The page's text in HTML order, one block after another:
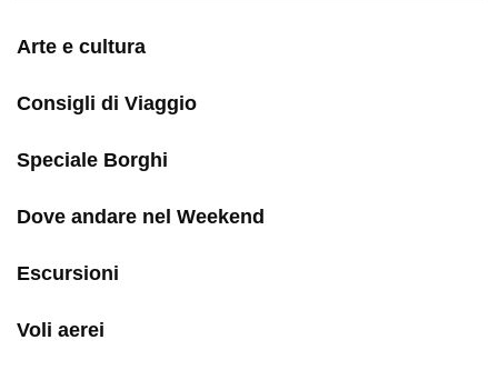
Arte e cultura
Consigli di Viaggio
Speciale Borghi
Dove andare nel Weekend
Escursioni
Voli aerei